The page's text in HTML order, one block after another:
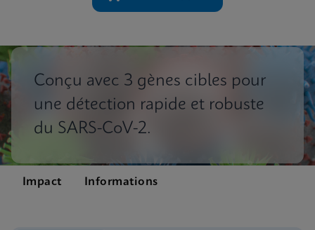
Conçu avec 3 gènes cibles pour
une détection rapide et robuste
du SARS-CoV-2.
Impact Informations